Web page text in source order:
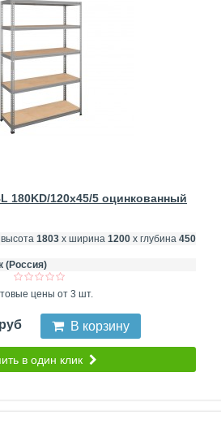
180KD/120x45/5 оцинкованный
высота 1803 х ширина 1200 х глубина 450
(Россия)
цены от 3 шт.
В корзину
в один клик